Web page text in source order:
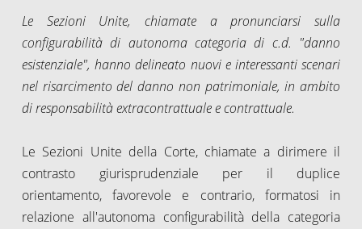
Le Sezioni Unite, chiamate a pronunciarsi sulla
configurabilità di autonoma categoria di c.d. "danno
esistenziale", hanno delineato nuovi e interessanti scenari
nel risarcimento del danno non patrimoniale, in ambito
di responsabilità extracontrattuale e contrattuale.
Le Sezioni Unite della Corte, chiamate a dirimere il
contrasto giurisprudenziale per il duplice
orientamento, favorevole e contrario, formatosi in
relazione all'autonoma configurabilità della categoria